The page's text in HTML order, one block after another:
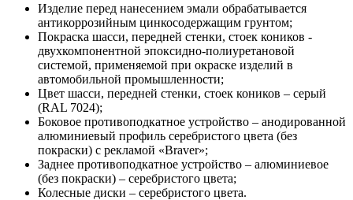
Изделие перед нанесением эмали обрабатывается
антикоррозийным цинкосодержащим грунтом;
Покраска шасси, передней стенки, стоек коников -
двухкомпонентной эпоксидно-полиуретановой
системой, применяемой при окраске изделий в
автомобильной промышленности;
Цвет шасси, передней стенки, стоек коников – серый
(RAL 7024);
Боковое противоподкатное устройство – анодированной
алюминиевый профиль серебристого цвета (без
покраски) с рекламой «Braver»;
Заднее противоподкатное устройство – алюминиевое
(без покраски) – серебристого цвета;
Колесные диски – серебристого цвета.